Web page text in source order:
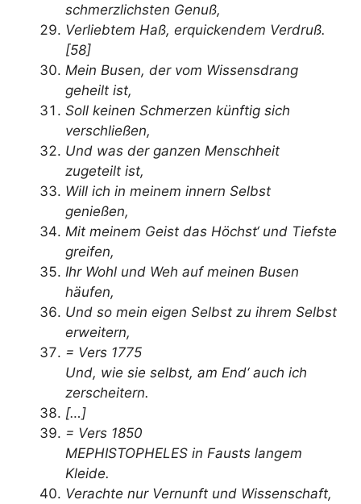
schmerzlichsten Genuß,
Verliebtem Haß, erquickendem Verdruß.
[58]
Mein Busen, der vom Wissensdrang
geheilt ist,
Soll keinen Schmerzen künftig sich
verschließen,
Und was der ganzen Menschheit
zugeteilt ist,
Will ich in meinem innern Selbst
genießen,
Mit meinem Geist das Höchst‘ und Tiefste
greifen,
Ihr Wohl und Weh auf meinen Busen
häufen,
Und so mein eigen Selbst zu ihrem Selbst
erweitern,
= Vers 1775
Und, wie sie selbst, am End‘ auch ich
zerscheitern.
[…]
= Vers 1850
MEPHISTOPHELES in Fausts langem
Kleide.
Verachte nur Vernunft und Wissenschaft,